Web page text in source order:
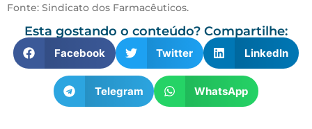
Fonte: Sindicato dos Farmacêuticos.
Esta gostando o conteúdo? Compartilhe:
Facebook Twitter LinkedIn
Telegram WhatsApp